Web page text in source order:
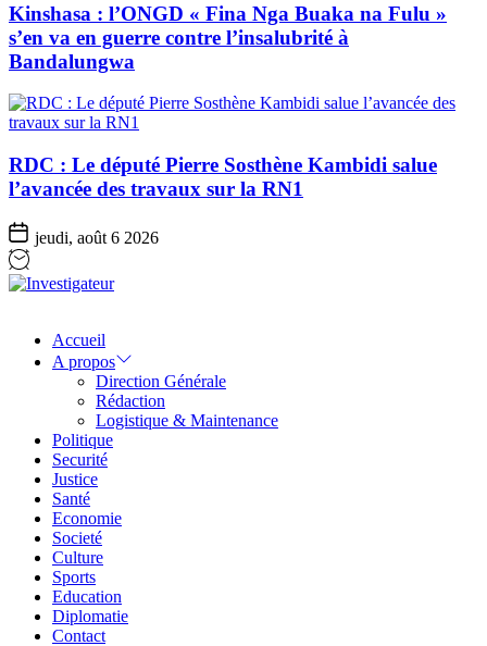
Kinshasa : l’ONGD « Fina Nga Buaka na Fulu »
s’en va en guerre contre l’insalubrité à
Bandalungwa
RDC : Le député Pierre Sosthène Kambidi salue
l’avancée des travaux sur la RN1
jeudi, août 6 2026
Accueil
A propos
Direction Générale
Rédaction
Logistique & Maintenance
Politique
Securité
Justice
Santé
Economie
Societé
Culture
Sports
Education
Diplomatie
Contact